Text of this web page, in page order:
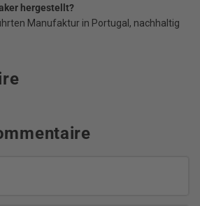
hergestellt?
Manufaktur in Portugal, nachhaltig